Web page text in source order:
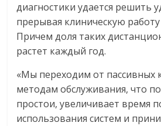
диагностики удается решить
прерывая клиническую работу
Причем доля таких
растет каждый год.
«Мы переходим от пассивных
методам обслуживания, что
простои, увеличивает время
использования систем и